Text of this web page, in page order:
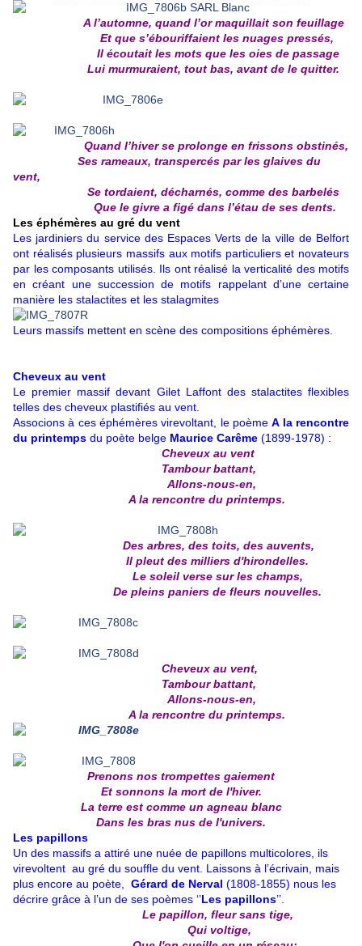
A l’automne, quand l’or maquillait son feuillage
Et que s’ébouriffaient les nuages pressés,
Il écoutait les mots que les oies de passage
Lui murmuraient, tout bas, avant de le quitter.
Quand l’hiver se prolonge en frissons obstinés,
Ses rameaux, transpercés par les glaives du
vent,
Se tordaient, décharnés, comme des barbelés
Que le givre a figé dans l’étau de ses dents.
Les éphémères au gré du vent
Les jardiniers du service des Espaces Verts de la ville de Belfort
ont réalisés plusieurs massifs aux motifs particuliers et novateurs
par les composants utilisés. Ils ont réalisé la verticalité des motifs
en créant une succession de motifs rappelant d’une certaine
manière les stalactites et les stalagmites
Leurs massifs mettent en scène des compositions éphémères.
Cheveux au vent
Le premier massif devant Gilet Laffont des stalactites flexibles
telles des cheveux plastifiés au vent.
Associons à ces éphémères virevoltant, le poèmeA la rencontre
du printemps du poète belge Maurice Carême (1899-1978) :
Cheveux au vent
Tambour battant,
Allons-nous-en,
A la rencontre du printemps.
Des arbres, des toits, des auvents,
Il pleut des milliers d'hirondelles.
Le soleil verse sur les champs,
De pleins paniers de fleurs nouvelles.
Cheveux au vent,
Tambour battant,
Allons-nous-en,
A la rencontre du printemps.
Prenons nos trompettes gaiement
Et sonnons la mort de l'hiver.
La terre est comme un agneau blanc
Dans les bras nus de l'univers.
Les papillons
Un des massifs a attiré une nuée de papillons multicolores, ils
virevoltent au gré du souffle du vent. Laissons à l’écrivain, mais
plus encore au poète, Gérard de Nerval (1808-1855) nous les
décrire grâce à l’un de ses poèmes ‘’Les papillons’’.
Le papillon, fleur sans tige,
Qui voltige,